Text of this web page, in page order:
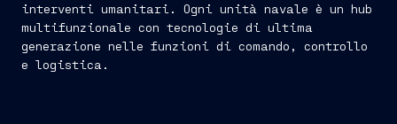
interventi umanitari. Ogni unità navale è un hub
multifunzionale con tecnologie di ultima
generazione nelle funzioni di comando, controllo
e logistica.